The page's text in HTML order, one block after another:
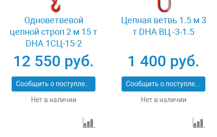
Одноветвевой
цепной строп 2 м 15 т
DHA 1СЦ-15-2
12 550 руб.
Сообщить о поступлении
Нет в наличии
Цепная ветвь 1.5 м 3
т DHA ВЦ -3-1.5
1 400 руб.
Сообщить о поступлении
Нет в наличии